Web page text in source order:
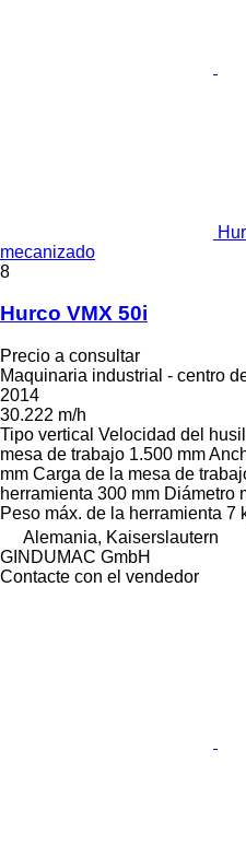
mecanizado
8
Hurco VMX 50i
Precio a consultar
Maquinaria industrial - centro
2014
30.222 m/h
Tipo vertical Velocidad del
mesa de trabajo 1.500 mm
mm Carga de la mesa de
herramienta 300 mm Diámetro
Peso máx. de la herramienta 7
Alemania, Kaiserslautern
GINDUMAC GmbH
Contacte con el vendedor